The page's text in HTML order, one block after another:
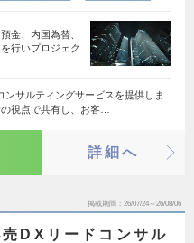
金、内国為替、
行いプロジェク
ンサルティングサービスを提供しま
視点で共有し、お客…
詳細へ
掲載期間 26/07/24～26/08/06
DXリードコンサル